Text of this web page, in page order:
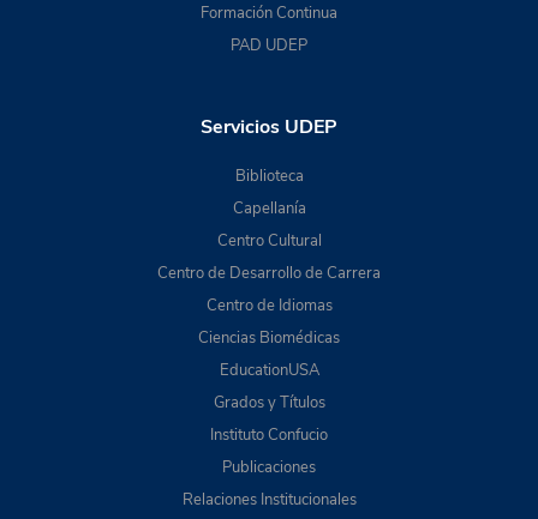
Formación Continua
PAD UDEP
Servicios UDEP
Biblioteca
Capellanía
Centro Cultural
Centro de Desarrollo de Carrera
Centro de Idiomas
Ciencias Biomédicas
EducationUSA
Grados y Títulos
Instituto Confucio
Publicaciones
Relaciones Institucionales